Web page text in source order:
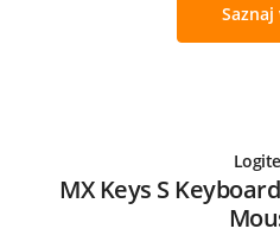
Saznaj
MX Keys S